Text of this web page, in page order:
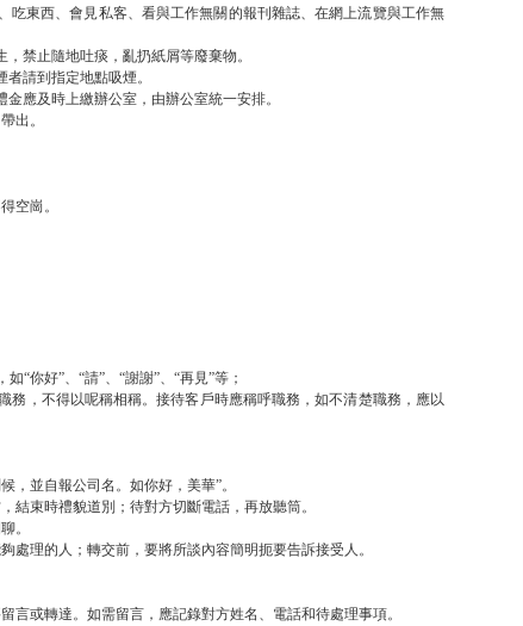
吃東西、會見私客、看與工作無關的報刊雜誌、在網上流覽與工作無
禁止隨地吐痰，亂扔紙屑等廢棄物。
請到指定地點吸煙。
應及時上繳辦公室，由辦公室統一安排。
出。
空崗。
“你好”、“請”、“謝謝”、“再見”等；
務，不得以呢稱相稱。接待客戶時應稱呼職務，如不清楚職務，應以
，並自報公司名。如你好，美華”。
結束時禮貌道別；待對方切斷電話，再放聽筒。
。
處理的人；轉交前，要將所談內容簡明扼要告訴接受人。
或轉達。如需留言，應記錄對方姓名、電話和待處理事項。